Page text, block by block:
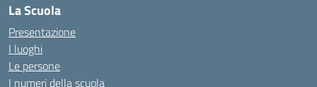
La Scuola
Presentazione
I luoghi
Le persone
I numeri della scuola